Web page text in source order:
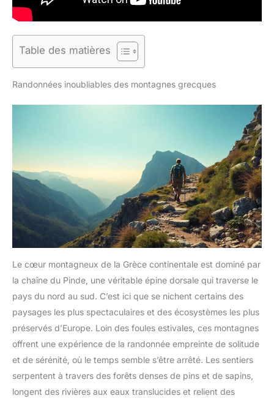
Table des matières
Randonnées inoubliables des montagnes grecques
Le cœur montagneux de la Grèce continentale est dominé par
la chaîne du Pinde, une véritable épine dorsale qui traverse le
pays du nord au sud. C’est ici que se nichent certains des
paysages les plus spectaculaires et des écosystèmes les plus
préservés d’Europe. Loin des foules estivales, ces montagnes
offrent une expérience de la randonnée empreinte de solitude
et de sérénité, où le temps semble s’être arrêté. Les sentiers
serpentent à travers des forêts denses de pins et de sapins,
longent des rivières aux eaux translucides et relient des